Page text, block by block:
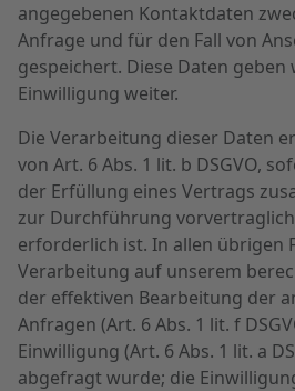
angegebenen Kontaktdaten
Anfrage und für den Fall von
gespeichert. Diese Daten
Einwilligung weiter.
Die Verarbeitung dieser Daten
von Art. 6 Abs. 1 lit. b DSGVO,
der Erfüllung eines Vertrags
zur Durchführung
erforderlich ist. In allen übrigen
Verarbeitung auf unserem
der effektiven Bearbeitung der
Anfragen (Art. 6 Abs. 1 lit. f
Einwilligung (Art. 6 Abs. 1 lit. a
abgefragt wurde; die